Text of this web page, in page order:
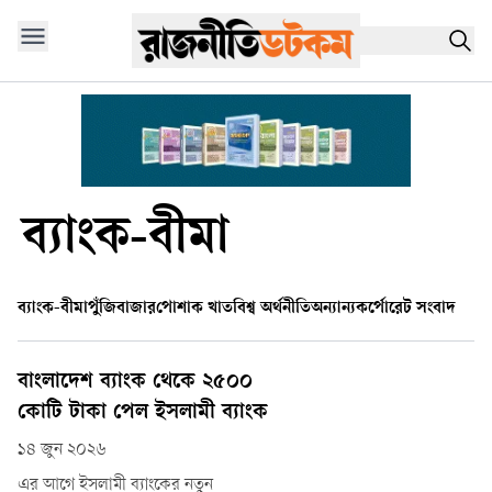
ব্যাংক-বীমা
ব্যাংক-বীমাপুঁজিবাজারপোশাক খাতবিশ্ব অর্থনীতিঅন্যান্যকর্পোরেট সংবাদ
বাংলাদেশ ব্যাংক থেকে ২৫০০
কোটি টাকা পেল ইসলামী ব্যাংক
১৪ জুন ২০২৬
এর আগে ইসলামী ব্যাংকের নতুন